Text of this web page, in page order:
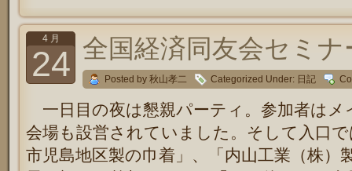
4 月
24 全国経済同友会セミ
Posted by 秋山孝二 Categorized Under: 日記
一日目の夜は懇親パーティ。参加者はメ
会場も設営されていました。そして入口
市児島地区製の巾着」、「内山工業（株）